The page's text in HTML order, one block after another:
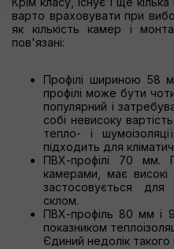
варто враховувати при
як кількість камер і
пов'язані:
Профілі шириною
профілі може бути
популярний і
собі невисоку
тепло- і
підходить для
ПВХ-профілі 70 мм.
камерами, має високі
застосовується для
склом.
ПВХ-профіль 80 мм і
показником
Єдиний недолік такого